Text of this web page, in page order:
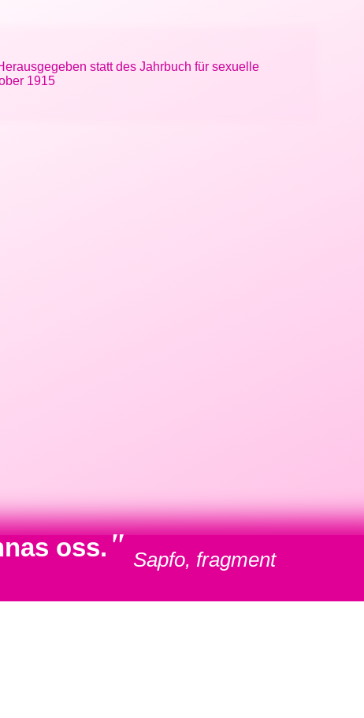
statt des Jahrbuch für sexuelle
1915
oss." Sapfo, fragment